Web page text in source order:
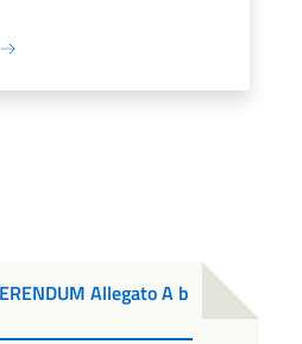
Allegato A b